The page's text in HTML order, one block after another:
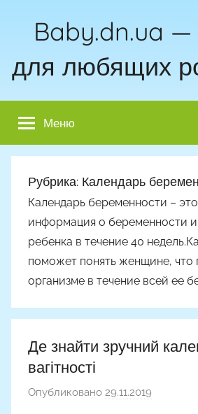
Baby.dn.ua —
для любящих
Меню
Рубрика: Календарь
Календарь беременности –
информация о беременности
ребенка в течение 40
поможет понять женщине, что
организме в течение всей ее
Де знайти зручний
вагітності
Опубликовано 29.11.2019